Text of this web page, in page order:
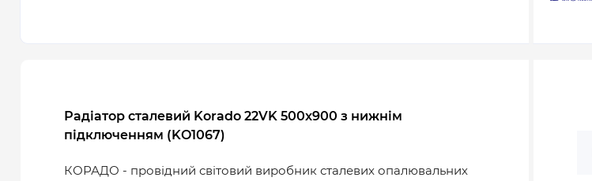
Радіатор сталевий Korado 22VK 500x900 з нижнім
підключенням (KO1067)
КОРАДО - провідний світовий виробник сталевих опалювальних